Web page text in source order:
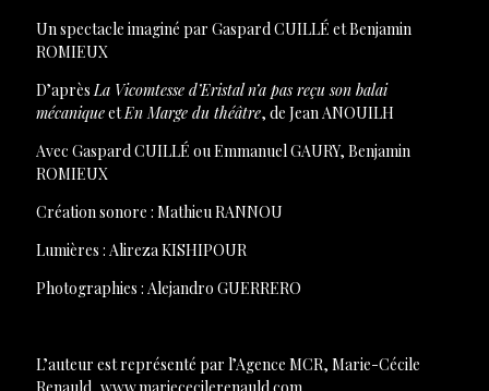
Un spectacle imaginé par Gaspard CUILLÉ et Benjamin
ROMIEUX
D’aprèsLa Vicomtesse d’Eristal n’a pas reçu son balai
mécaniqueetEn Marge du théâtre, de Jean ANOUILH
Avec Gaspard CUILLÉ ou Emmanuel GAURY, Benjamin
ROMIEUX
Création sonore : Mathieu RANNOU
Lumières : Alireza KISHIPOUR
Photographies : Alejandro GUERRERO
L’auteur est représenté par l’Agence MCR, Marie-Cécile